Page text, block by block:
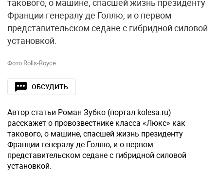
такового, о машине, спасшей жизнь президенту
Франции генералу де Голлю, и о первом
представительском седане с гибридной силовой
установкой.
Фото Rolls-Royce
ОБСУДИТЬ
Автор статьи Роман Зубко (портал kolesa.ru)
расскажет о провозвестнике класса «Люкс» как
такового, о машине, спасшей жизнь президенту
Франции генералу де Голлю, и о первом
представительском седане с гибридной силовой
установкой.